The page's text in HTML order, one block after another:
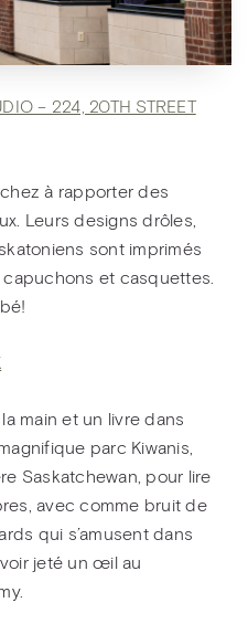
– 224, 20TH STREET
à rapporter des
Leurs designs drôles,
sont imprimés
et casquettes.
main et un livre dans
parc Kiwanis,
Saskatchewan, pour lire
avec comme bruit de
qui s’amusent dans
jeté un œil au